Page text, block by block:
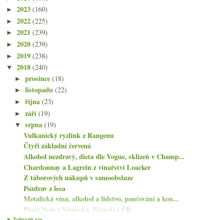
► 2023 (160)
► 2022 (225)
► 2021 (239)
► 2020 (239)
► 2019 (238)
▼ 2018 (240)
►prosince(18)
►listopadu(22)
►října(23)
►září(19)
▼srpna(19)
Vulkanický ryzlink z Rangenu
Čtyři základní červená
Alkohol nezdravý, dieta dle Vogue, sklizeň v Champ...
Chardonnay a Lagrein z vinařství Loacker
Z táborových nákupů v samoobsluze
Pozdrav z lesa
Metalická vína, alkohol a lidstvo, pančování a kon...
Pinot Noir z Německa, Francie i ČR